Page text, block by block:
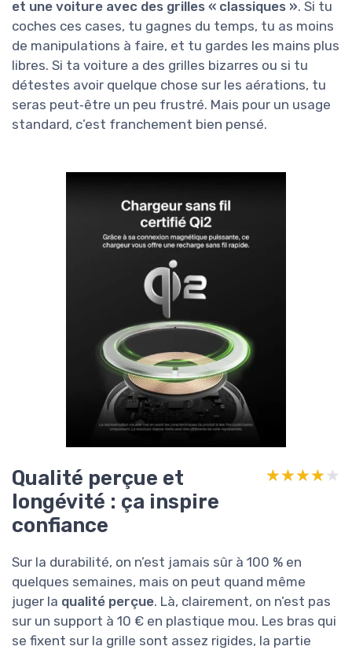
et une voiture avec des grilles « classiques ». Si tu
coches ces cases, tu gagnes du temps, tu as moins
de manipulations à faire, et tu gardes les mains plus
libres. Si ta voiture a des grilles bizarres ou si tu
détestes avoir quelque chose sur les aérations, tu
seras peut‑être un peu frustré. Mais pour un usage
standard, c’est franchement bien pensé.
Qualité perçue et
longévité : ça inspire
confiance
★★★★★
★★★★★
Sur la durabilité, on n’est jamais sûr à 100 % en
quelques semaines, mais on peut quand même
juger la qualité perçue. Là, clairement, on n’est pas
sur un support à 10 € en plastique mou. Les bras qui
se fixent sur la grille sont assez rigides, la partie